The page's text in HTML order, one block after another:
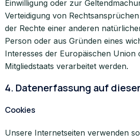
Einwilligung oder zur
Verteidigung von
der Rechte einer anderen
Person oder aus Gründen eines
Interesses der Europäischen Union
Mitgliedstaats verarbeitet werden.
4. Datenerfassung auf
Cookies
Unsere Internetseiten verwenden